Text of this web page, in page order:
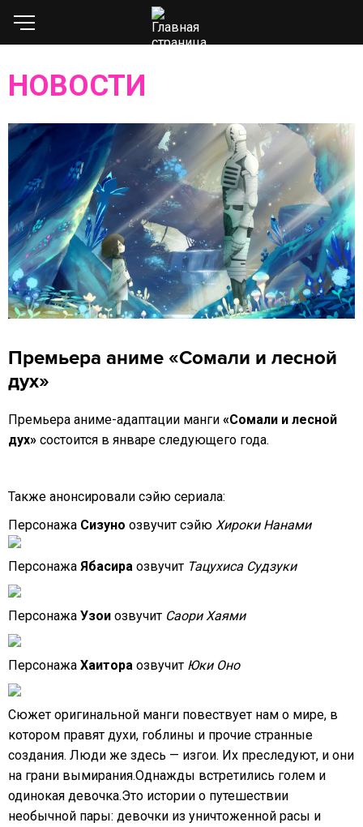
НОВОСТИ
Премьера аниме «Сомали и лесной
дух»
Премьера аниме-адаптации манги «Сомали и лесной
дух» состоится в январе следующего года.
Также анонсировали сэйю сериала:
Персонажа Сизуно озвучит сэйю Хироки Нанами
Персонажа Ябасира озвучит Тацухиса Судзуки
Персонажа Узои озвучит Саори Хаями
Персонажа Хаитора озвучит Юки Оно
Сюжет оригинальной манги повествует нам о мире, в
котором правят духи, гоблины и прочие странные
создания. Люди же здесь — изгои. Их преследуют, и они
на грани вымирания.Однажды встретились голем и
одинокая девочка.Это истории о путешествии
необычной пары: девочки из уничтоженной расы и